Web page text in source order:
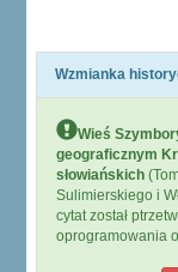
Wzmianka
Wieś
geograficznym
słowiańskich
Sulimierskiego i
cytat został
oprogramowania